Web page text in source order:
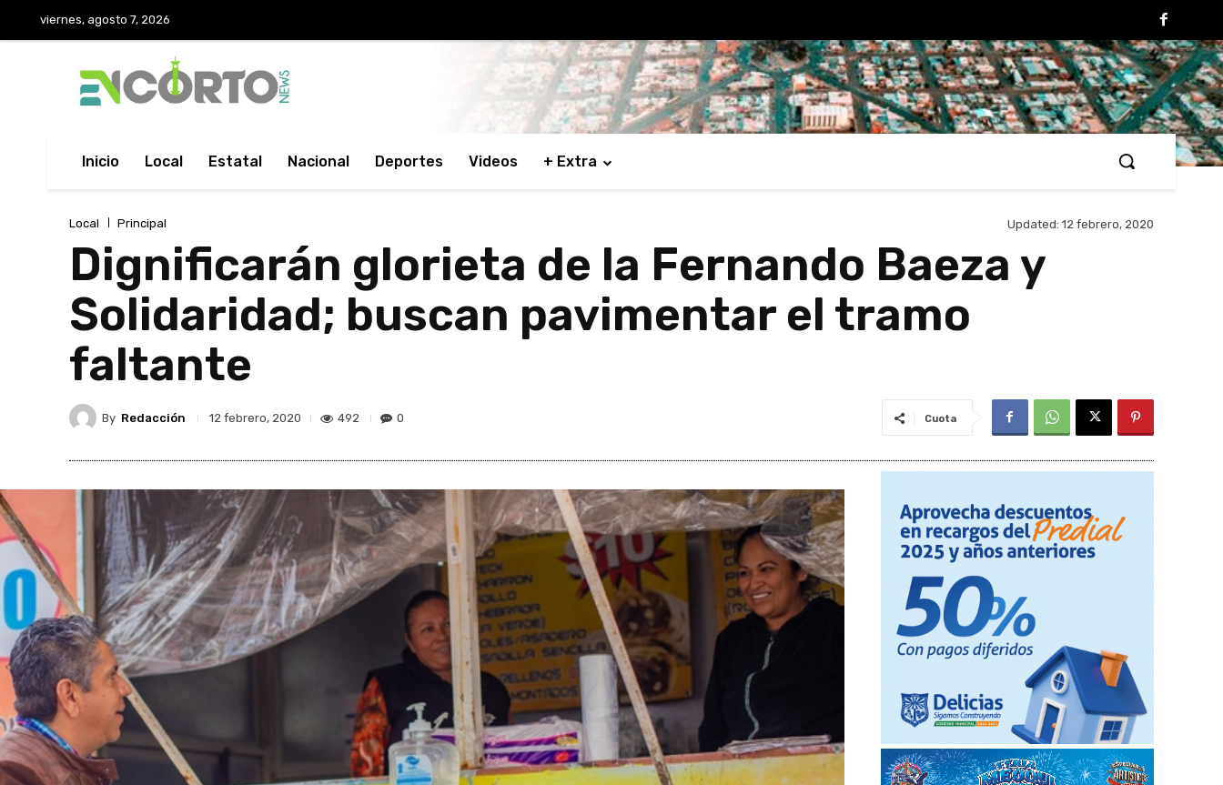
viernes, agosto 7, 2026
Inicio Local Estatal Nacional Deportes Videos + Extra
Local Principal Updated: 12 febrero, 2020
Dignificarán glorieta de la Fernando Baeza y
Solidaridad; buscan pavimentar el tramo
faltante
By Redacción 12 febrero, 2020 492 0 Cuota